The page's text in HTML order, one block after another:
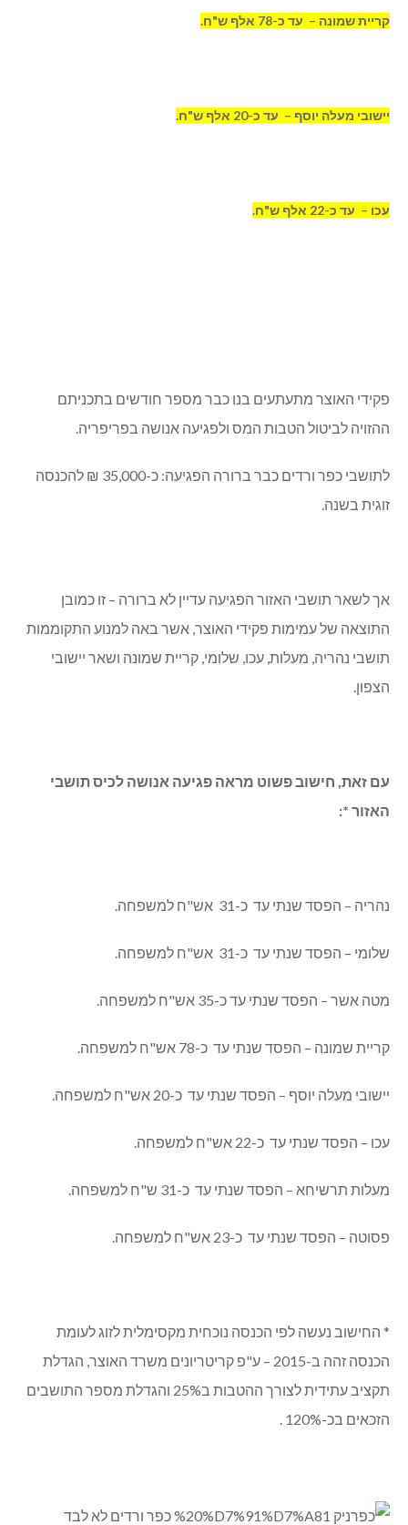
קריית שמונה – עד כ-78 אלף ש"ח.
יישובי מעלה יוסף – עד כ-20 אלף ש"ח.
עכו – עד כ-22 אלף ש"ח.
פקידי האוצר מתעתעים בנו כבר מספר חודשים בתכניתם
ההזויה לביטול הטבות המס ולפגיעה אנושה בפריפריה.
לתושבי כפר ורדים כבר ברורה הפגיעה: כ-35,000 ₪ להכנסה
זוגית בשנה.
אך לשאר תושבי האזור הפגיעה עדיין לא ברורה – זו כמובן
התוצאה של עמימות פקידי האוצר, אשר באה למנוע התקוממות
תושבי נהריה, מעלות, עכו, שלומי, קריית שמונה ושאר יישובי
הצפון.
עם זאת, חישוב פשוט מראה פגיעה אנושה לכיס תושבי
האזור *:
נהריה – הפסד שנתי עד כ-31 אש"ח למשפחה.
שלומי – הפסד שנתי עד כ-31 אש"ח למשפחה.
מטה אשר – הפסד שנתי עד כ-35 אש"ח למשפחה.
קריית שמונה – הפסד שנתי עד כ-78 אש"ח למשפחה.
יישובי מעלה יוסף – הפסד שנתי עד כ-20 אש"ח למשפחה.
עכו – הפסד שנתי עד כ-22 אש"ח למשפחה.
מעלות תרשיחא – הפסד שנתי עד כ-31 ש"ח למשפחה.
פסוטה – הפסד שנתי עד כ-23 אש"ח למשפחה.
* החישוב נעשה לפי הכנסה נוכחית מקסימלית לזוג לעומת
הכנסה זהה ב-2015 – ע"פ קריטריונים משרד האוצר, הגדלת
תקציב עתידית לצורך ההטבות ב25% והגדלת מספר התושבים
הזכאים בכ-120% .